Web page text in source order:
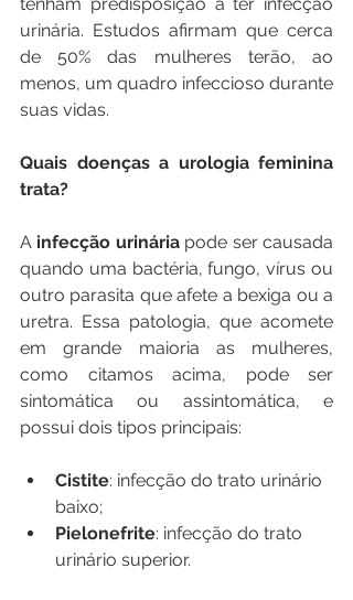
urinária. Estudos afirmam que cerca
de 50% das mulheres terão, ao
menos, um quadro infeccioso durante
suas vidas.
Quais doenças a urologia feminina
trata?
A infecção urinária pode ser causada
quando uma bactéria, fungo, vírus ou
outro parasita que afete a bexiga ou a
uretra. Essa patologia, que acomete
em grande maioria as mulheres,
como citamos acima, pode ser
sintomática ou assintomática, e
possui dois tipos principais:
Cistite: infecção do trato urinário
baixo;
Pielonefrite: infecção do trato
urinário superior.